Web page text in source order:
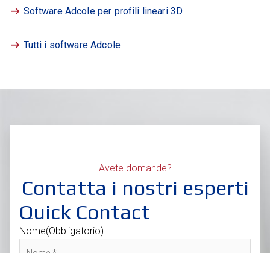
Software Adcole per profili lineari 3D
Tutti i software Adcole
Avete domande?
Contatta i nostri esperti
Quick Contact
Nome(Obbligatorio)